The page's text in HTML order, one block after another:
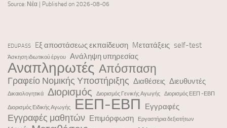
Source: Νέα Published on 2026-08-06
EDUPASS Eξ αποστάσεως εκπαίδευση Mετατάξεις self-test
Άσκηση ιδιωτικού έργου Ανάληψη υπηρεσίας
Αναπληρωτές Απόσπαση
Γραφείο Νομικής Υποστήριξης Διαθέσεις Διευθυντές
Δικαιολογητικά Διορισμός Διορισμός Γενικής Αγωγής Διορισμός ΕΕΠ -ΕΒΠ
Διορισμός Ειδικής Αγωγής ΕΕΠ-ΕΒΠ Εγγραφές
Εγγραφές μαθητών Επιμόρφωση Εργαστήρια δεξιοτήτων